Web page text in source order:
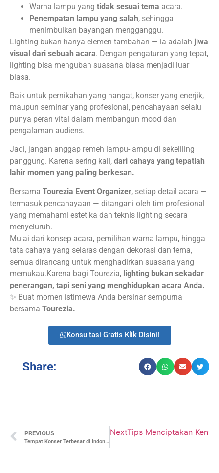
Warna lampu yang tidak sesuai tema acara.
Penempatan lampu yang salah, sehingga
menimbulkan bayangan mengganggu.
Lighting bukan hanya elemen tambahan — ia adalah jiwa
visual dari sebuah acara. Dengan pengaturan yang tepat,
lighting bisa mengubah suasana biasa menjadi luar
biasa.
Baik untuk pernikahan yang hangat, konser yang enerjik,
maupun seminar yang profesional, pencahayaan selalu
punya peran vital dalam membangun mood dan
pengalaman audiens.
Jadi, jangan anggap remeh lampu-lampu di sekeliling
panggung. Karena sering kali, dari cahaya yang tepatlah
lahir momen yang paling berkesan.
Bersama Tourezia Event Organizer, setiap detail acara —
termasuk pencahayaan — ditangani oleh tim profesional
yang memahami estetika dan teknis lighting secara
menyeluruh.
Mulai dari konsep acara, pemilihan warna lampu, hingga
tata cahaya yang selaras dengan dekorasi dan tema,
semua dirancang untuk menghadirkan suasana yang
memukau.Karena bagi Tourezia, lighting bukan sekadar
penerangan, tapi seni yang menghidupkan acara Anda.
✨ Buat momen istimewa Anda bersinar sempurna
bersama Tourezia.
Konsultasi Gratis Klik Disini!
Share:
PREVIOUS
Tempat Konser Terbesar di Indonesia: 5 Venue dengan Kapasitas Penonton Terbanyak
NextTips Menciptakan